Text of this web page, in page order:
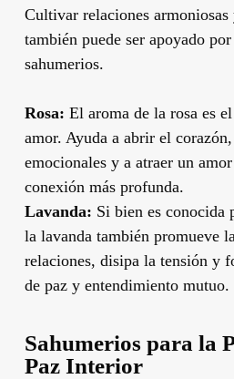
Cultivar relaciones
también puede ser apoyado
sahumerios.
Rosa: El aroma de la rosa es
amor. Ayuda a abrir el
emocionales y a atraer un
conexión más profunda.
Lavanda: Si bien es conocida
la lavanda también promueve
relaciones, disipa la tensión y
de paz y entendimiento mutuo.
Sahumerios para la
Paz Interior